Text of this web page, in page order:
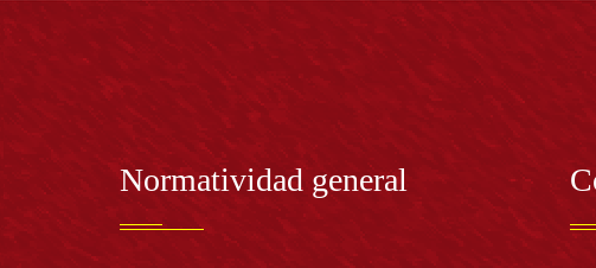
Normatividad general